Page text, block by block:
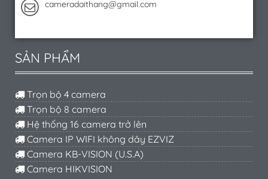
cameradaithang@gmail.com
SẢN PHẨM
Trọn bộ 4 camera
Trọn bộ 8 camera
Hệ thống 16 camera trở lên
Camera IP WIFI không dây EZVIZ
Camera KB-VISION (U.S.A)
Camera HIKVISION